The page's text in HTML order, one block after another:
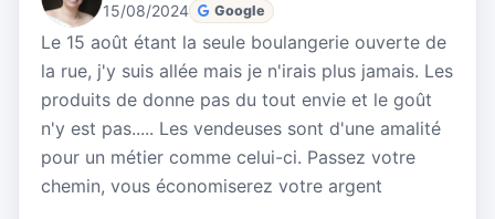
15/08/2024 Google
Le 15 août étant la seule boulangerie ouverte de
la rue, j'y suis allée mais je n'irais plus jamais. Les
produits de donne pas du tout envie et le goût
n'y est pas..... Les vendeuses sont d'une amalité
pour un métier comme celui-ci. Passez votre
chemin, vous économiserez votre argent